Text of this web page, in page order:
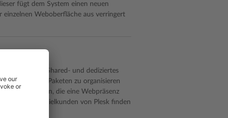
fügt dem System einen neuen
Weboberfläche aus verringert
Konten für Shared- und dediziertes
in Paketen zu organisieren
sein, die eine Webpräsenz
zu den Zielkunden von Plesk finden